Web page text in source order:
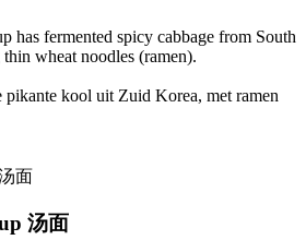
has fermented spicy cabbage from South
wheat noodles (ramen).
pikante kool uit Zuid Korea, met ramen
汤面